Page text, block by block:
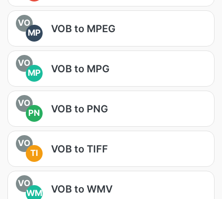
VO
MP
VOB to MPEG
VO
MP
VOB to MPG
VO
PN
VOB to PNG
VO
TI
VOB to TIFF
VO
WM
VOB to WMV